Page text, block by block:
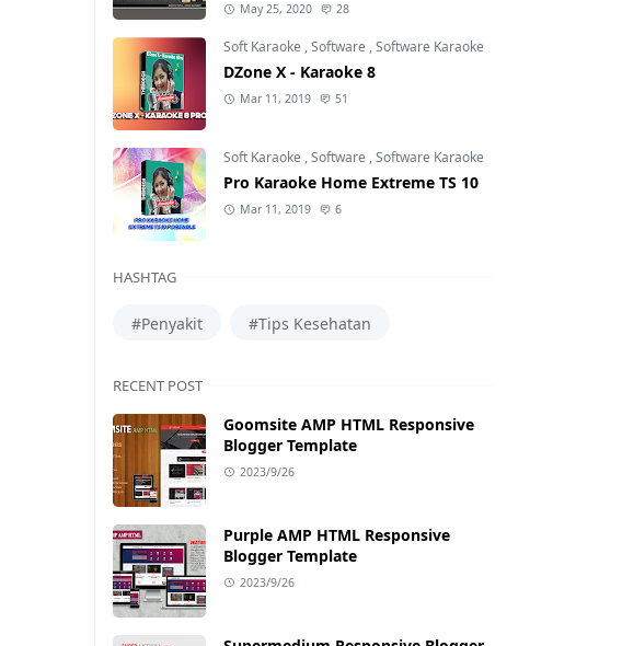
May 25, 2020 28
Soft Karaoke ,Software ,Software Karaoke
DZone X - Karaoke 8
Mar 11, 2019 51
Soft Karaoke ,Software ,Software Karaoke
Pro Karaoke Home Extreme TS 10
Mar 11, 2019 6
HASHTAG
#Penyakit #Tips Kesehatan
RECENT POST
Goomsite AMP HTML Responsive
Blogger Template
2023/9/26
Purple AMP HTML Responsive
Blogger Template
2023/9/26